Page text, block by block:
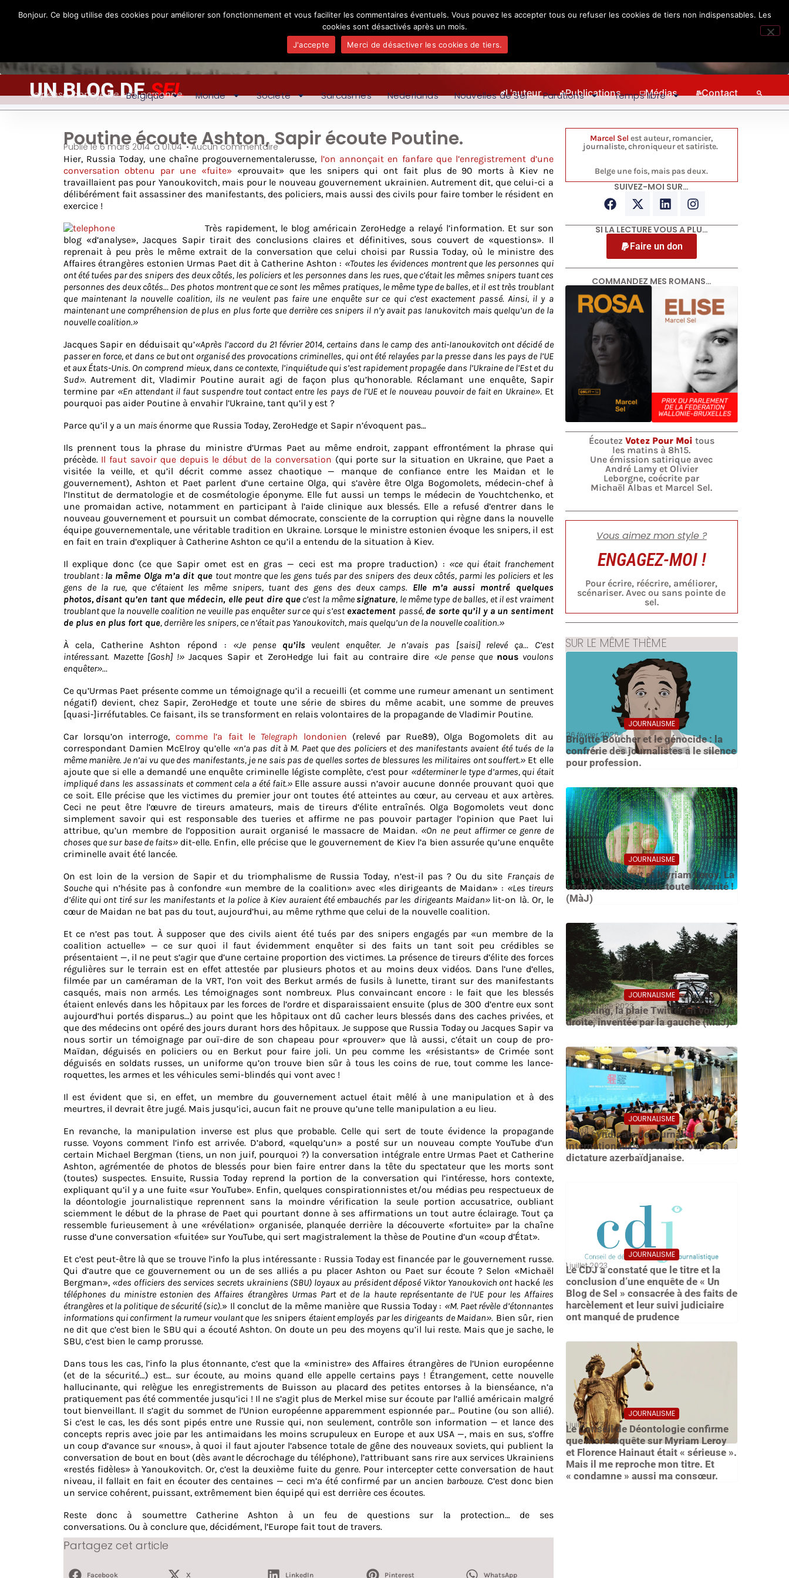
UN BLOG DESEL
Je pense, donc je ne suis personne L'auteur Publications Médias Contact
Belgique Monde Société Sarcasmes Nederlands Nouvelles de Sel Parutions Temps libre
Poutine écoute Ashton, Sapir écoute Poutine.
Publié le6 mars 2014 à 01:04 •Aucun commentaire
Partagez cet article
Hier, Russia Today, une chaîne progouvernementalerusse, l’on annonçait en fanfare que l’enregistrement d’une
conversation obtenu par une «fuite»«prouvait» que les snipers qui ont fait plus de 90 morts à Kiev ne
travaillaient pas pour Yanoukovitch, mais pour le nouveau gouvernement ukrainien. Autrement dit, que celui-ci a
délibérément fait assassiner des manifestants, des policiers, mais aussi des civils pour faire tomber le résident en
exercice !
Très rapidement, le blog américain ZeroHedge a relayé l’information. Et sur son
blog «d’analyse», Jacques Sapir tirait des conclusions claires et définitives, sous couvert de «questions». Il
reprenait à peu près le même extrait de la conversation que celui choisi par Russia Today, où le ministre des
Affaires étrangères estonien Urmas Paet dit à Catherine Ashton : «Toutes les évidences montrent que les personnes qui
ont été tuées par des snipers des deux côtés, les policiers et les personnes dans les rues, que c’était les mêmes snipers tuant ces
personnes des deux côtés… Des photos montrent que ce sont les mêmes pratiques, le même type de balles, et il est très troublant
que maintenant la nouvelle coalition, ils ne veulent pas faire une enquête sur ce qui c’est exactement passé. Ainsi, il y a
maintenant une compréhension de plus en plus forte que derrière ces snipers il n’y avait pas Ianukovitch mais quelqu’un de la
nouvelle coalition.»
Jacques Sapir en déduisait qu’«Après l’accord du 21 février 2014, certains dans le camp des anti-Ianoukovitch ont décidé de
passer en force, et dans ce but ont organisé des provocations criminelles, qui ont été relayées par la presse dans les pays de l’UE
et aux États-Unis. On comprend mieux, dans ce contexte, l’inquiétude qui s’est rapidement propagée dans l’Ukraine de l’Est et du
Sud». Autrement dit, Vladimir Poutine aurait agi de façon plus qu’honorable. Réclamant une enquête, Sapir
termine par «En attendant il faut suspendre tout contact entre les pays de l’UE et le nouveau pouvoir de fait en Ukraine». Et
pourquoi pas aider Poutine à envahir l’Ukraine, tant qu’il y est ?
Parce qu’il y a un mais énorme que Russia Today, ZeroHedge et Sapir n’évoquent pas…
Ils prennent tous la phrase du ministre d’Urmas Paet au même endroit, zappant effrontément la phrase qui
précède. Il faut savoir que depuis le début de la conversation (qui porte sur la situation en Ukraine, que Paet a
visitée la veille, et qu’il décrit comme assez chaotique — manque de confiance entre les Maidan et le
gouvernement), Ashton et Paet parlent d’une certaine Olga, qui s’avère être Olga Bogomolets, médecin-chef à
l’Institut de dermatologie et de cosmétologie éponyme. Elle fut aussi un temps le médecin de Youchtchenko, et
une promaidan active, notamment en participant à l’aide clinique aux blessés. Elle a refusé d’entrer dans le
nouveau gouvernement et poursuit un combat démocrate, consciente de la corruption qui règne dans la nouvelle
équipe gouvernementale, une véritable tradition en Ukraine. Lorsque le ministre estonien évoque les snipers, il est
en fait en train d’expliquer à Catherine Ashton ce qu’il a entendu de la situation à Kiev.
Il explique donc (ce que Sapir omet est en gras — ceci est ma propre traduction) : «ce qui était franchement
troublant : la même Olga m’a dit que tout montre que les gens tués par des snipers des deux côtés, parmi les policiers et les
gens de la rue, que c’étaient les même snipers, tuant des gens des deux camps. Elle m’a aussi montré quelques
photos, disant qu’en tant que médecin, elle peut dire quec’est la même signature, le même type de balles, et il est vraiment
troublant que la nouvelle coalition ne veuille pas enquêter sur ce qui s’est exactement passé, de sorte qu’il y a un sentiment
de plus en plus fort que, derrière les snipers, ce n’était pas Yanoukovitch, mais quelqu’un de la nouvelle coalition.»
À cela, Catherine Ashton répond : «Je pense qu’ils veulent enquêter. Je n’avais pas [saisi] relevé ça… C’est
intéressant. Mazette [Gosh] !» Jacques Sapir et ZeroHedge lui fait au contraire dire «Je pense que nousvoulons
enquêter»…
Ce qu’Urmas Paet présente comme un témoignage qu’il a recueilli (et comme une rumeur amenant un sentiment
négatif) devient, chez Sapir, ZeroHedge et toute une série de sbires du même acabit, une somme de preuves
[quasi-]irréfutables. Ce faisant, ils se transforment en relais volontaires de la propagande de Vladimir Poutine.
Car lorsqu’on interroge, comme l’a fait le Telegraph londonien (relevé par Rue89), Olga Bogomolets dit au
correspondant Damien McElroy qu’elle «n’a pas dit à M. Paet que des policiers et des manifestants avaient été tués de la
même manière. Je n’ai vu que des manifestants, je ne sais pas de quelles sortes de blessures les militaires ont souffert.» Et elle
ajoute que si elle a demandé une enquête criminelle légiste complète, c’est pour «déterminer le type d’armes, qui était
impliqué dans les assassinats et comment cela a été fait.» Elle assure aussi n’avoir aucune donnée prouvant quoi que
ce soit. Elle précise que les victimes du premier jour ont toutes été atteintes au cœur, au cerveau et aux artères.
Ceci ne peut être l’œuvre de tireurs amateurs, mais de tireurs d’élite entraînés. Olga Bogomolets veut donc
simplement savoir qui est responsable des tueries et affirme ne pas pouvoir partager l’opinion que Paet lui
attribue, qu’un membre de l’opposition aurait organisé le massacre de Maidan. «On ne peut affirmer ce genre de
choses que sur base de faits» dit-elle. Enfin, elle précise que le gouvernement de Kiev l’a bien assurée qu’une enquête
criminelle avait été lancée.
On est loin de la version de Sapir et du triomphalisme de Russia Today, n’est-il pas ? Ou du site Français de
Souchequi n’hésite pas à confondre «un membre de la coalition» avec «les dirigeants de Maidan» : «Les tireurs
d’élite qui ont tiré sur les manifestants et la police à Kiev auraient été embauchés par les dirigeants Maidan» lit-on là. Or, le
cœur de Maidan ne bat pas du tout, aujourd’hui, au même rythme que celui de la nouvelle coalition.
Et ce n’est pas tout. À supposer que des civils aient été tués par des snipers engagés par «un membre de la
coalition actuelle» — ce sur quoi il faut évidemment enquêter si des faits un tant soit peu crédibles se
présentaient —, il ne peut s’agir que d’une certaine proportion des victimes. La présence de tireurs d’élite des forces
régulières sur le terrain est en effet attestée par plusieurs photos et au moins deux vidéos. Dans l’une d’elles,
filmée par un caméraman de la VRT, l’on voit des Berkut armés de fusils à lunette, tirant sur des manifestants
casqués, mais non armés. Les témoignages sont nombreux. Plus convaincant encore : le fait que les blessés
étaient enlevés dans les hôpitaux par les forces de l’ordre et disparaissaient ensuite (plus de 300 d’entre eux sont
aujourd’hui portés disparus…) au point que les hôpitaux ont dû cacher leurs blessés dans des caches privées, et
que des médecins ont opéré des jours durant hors des hôpitaux. Je suppose que Russia Today ou Jacques Sapir va
nous sortir un témoignage par ouï-dire de son chapeau pour «prouver» que là aussi, c’était un coup de pro-
Maïdan, déguisés en policiers ou en Berkut pour faire joli. Un peu comme les «résistants» de Crimée sont
déguisés en soldats russes, un uniforme qu’on trouve bien sûr à tous les coins de rue, tout comme les lance-
roquettes, les armes et les véhicules semi-blindés qui vont avec !
Il est évident que si, en effet, un membre du gouvernement actuel était mêlé à une manipulation et à des
meurtres, il devrait être jugé. Mais jusqu’ici, aucun fait ne prouve qu’une telle manipulation a eu lieu.
En revanche, la manipulation inverse est plus que probable. Celle qui sert de toute évidence la propagande
russe. Voyons comment l’info est arrivée. D’abord, «quelqu’un» a posté sur un nouveau compte YouTube d’un
certain Michael Bergman (tiens, un non juif, pourquoi ?) la conversation intégrale entre Urmas Paet et Catherine
Ashton, agrémentée de photos de blessés pour bien faire entrer dans la tête du spectateur que les morts sont
(toutes) suspectes. Ensuite, Russia Today reprend la portion de la conversation qui l’intéresse, hors contexte,
expliquant qu’il y a une fuite «sur YouTube». Enfin, quelques conspirationnistes et/ou médias peu respectueux de
la déontologie journalistique reprennent sans la moindre vérification la seule portion accusatrice, oubliant
sciemment le début de la phrase de Paet qui pourtant donne à ses affirmations un tout autre éclairage. Tout ça
ressemble furieusement à une «révélation» organisée, planquée derrière la découverte «fortuite» par la chaîne
russe d’une conversation «fuitée» sur YouTube, qui sert magistralement la thèse de Poutine d’un «coup d’État».
Et c’est peut-être là que se trouve l’info la plus intéressante : Russia Today est financée par le gouvernement russe.
Qui d’autre que ce gouvernement ou un de ses alliés a pu placer Ashton ou Paet sur écoute ? Selon «Michaël
Bergman», «des officiers des services secrets ukrainiens (SBU) loyaux au président déposé Viktor Yanoukovich ont hacké les
téléphones du ministre estonien des Affaires étrangères Urmas Part et de la haute représentante de l’UE pour les Affaires
étrangères et la politique de sécurité (sic).» Il conclut de la même manière que Russia Today : «M. Paet révèle d’étonnantes
informations qui confirment la rumeur voulant que les snipers étaient employés par les dirigeants de Maidan». Bien sûr, rien
ne dit que c’est bien le SBU qui a écouté Ashton. On doute un peu des moyens qu’il lui reste. Mais que je sache, le
SBU, c’est bien le camp prorusse.
Dans tous les cas, l’info la plus étonnante, c’est que la «ministre» des Affaires étrangères de l’Union européenne
(et de la sécurité…) est… sur écoute, au moins quand elle appelle certains pays ! Étrangement, cette nouvelle
hallucinante, qui relègue les enregistrements de Buisson au placard des petites entorses à la bienséance, n’a
pratiquement pas été commentée jusqu’ici ! Il ne s’agit plus de Merkel mise sur écoute par l’allié américain malgré
tout bienveillant. Il s’agit du sommet de l’Union européenne apparemment espionnée par… Poutine (ou son allié).
Si c’est le cas, les dés sont pipés entre une Russie qui, non seulement, contrôle son information — et lance des
concepts repris avec joie par les antimaidans les moins scrupuleux en Europe et aux USA —, mais en sus, s’offre
un coup d’avance sur «nous», à quoi il faut ajouter l’absence totale de gêne des nouveaux soviets, qui publient la
conversation de bout en bout (dès avantle décrochage du téléphone), l’attribuant sans rire aux services Ukrainiens
«restés fidèles» à Yanoukovitch. Or, c’est la deuxième fuite du genre. Pour intercepter cette conversation de haut
niveau, il fallait en fait en écouter des centaines — ceci m’a été confirmé par un ancien barbouze. C’est donc bien
un service cohérent, puissant, extrêmement bien équipé qui est derrière ces écoutes.
Reste donc à soumettre Catherine Ashton à un feu de questions sur la protection… de ses
conversations. Ou à conclure que, décidément, l’Europe fait tout de travers.
Facebook X LinkedIn Pinterest WhatsApp
Marcel Sel est auteur, romancier,
journaliste, chroniqueur et satiriste.
Belge une fois, mais pas deux.
SUIVEZ-MOI SUR…
SI LA LECTURE VOUS A PLU…
Faire un don
COMMANDEZ MES ROMANS…
Écoutez Votez Pour Moi tous
les matins à 8h15.
Une émission satirique avec
André Lamy et Olivier
Leborgne, coécrite par
Michaël Albas et Marcel Sel.
Vous aimez mon style ?
ENGAGEZ-MOI !
Pour écrire, réécrire, améliorer,
scénariser. Avec ou sans pointe de
sel.
SUR LE MÊME THÈME
JOURNALISME
26 février 2026
Brigitte Boucher et le génocide : la
confrérie des journalistes a le silence
pour profession.
JOURNALISME
21 mars 2024
Florence Hainaut et Myriam Leroy. La
vérité, d’accord. Mais toute la vérité !
(MàJ)
JOURNALISME
16 septembre 2023
Le doxing, la plaie Twitter en vogue à
droite, inventée par la gauche (MàJ).
JOURNALISME
4 août 2023
Deux syndicats de journalistes
internationaux servent la soupe à la
dictature azerbaïdjanaise.
JOURNALISME
1 juillet 2023
Le CDJ a constaté que le titre et la
conclusion d’une enquête de « Un
Blog de Sel » consacrée à des faits de
harcèlement et leur suivi judiciaire
ont manqué de prudence
JOURNALISME
1 juillet 2023
Le Conseil de Déontologie confirme
que mon enquête sur Myriam Leroy
et Florence Hainaut était « sérieuse ».
Mais il me reproche mon titre. Et
« condamne » aussi ma consœur.
Bonjour. Ce blog utilise des cookies pour améliorer son fonctionnement et vous faciliter les commentaires éventuels. Vous pouvez les accepter tous ou refuser les cookies de tiers non indispensables. Les
cookies sont désactivés après un mois.
J'accepte
Merci de désactiver les cookies de tiers.